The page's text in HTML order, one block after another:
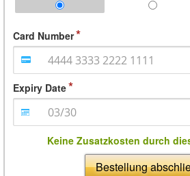
Card Number
Expiry Date
Keine Zusatzkosten durch
Bestellung